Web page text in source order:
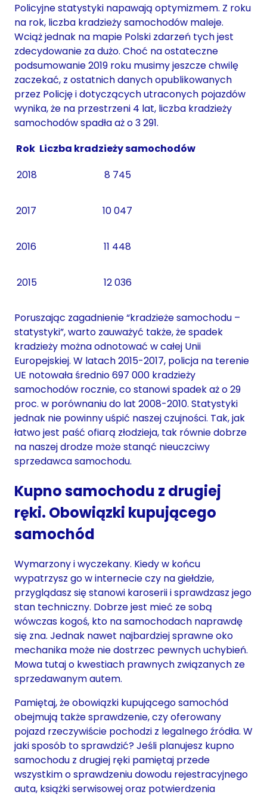
Policyjne statystyki napawają optymizmem. Z roku
na rok, liczba kradzieży samochodów maleje.
Wciąż jednak na mapie Polski zdarzeń tych jest
zdecydowanie za dużo. Choć na ostateczne
podsumowanie 2019 roku musimy jeszcze chwilę
zaczekać, z ostatnich danych opublikowanych
przez Policję i dotyczących utraconych pojazdów
wynika, że na przestrzeni 4 lat, liczba kradzieży
samochodów spadła aż o 3 291.
Rok Liczba kradzieży samochodów
2018
8 745
2017 10 047
2016 11 448
2015 12 036
Poruszając zagadnienie “kradzieże samochodu –
statystyki”, warto zauważyć także, że spadek
kradzieży można odnotować w całej Unii
Europejskiej. W latach 2015-2017, policja na terenie
UE notowała średnio 697 000 kradzieży
samochodów rocznie, co stanowi spadek aż o 29
proc. w porównaniu do lat 2008-2010. Statystyki
jednak nie powinny uśpić naszej czujności. Tak, jak
łatwo jest paść ofiarą złodzieja, tak równie dobrze
na naszej drodze może stanąć nieuczciwy
sprzedawca samochodu.
Kupno samochodu z drugiej
ręki. Obowiązki kupującego
samochód
Wymarzony i wyczekany. Kiedy w końcu
wypatrzysz go w internecie czy na giełdzie,
przyglądasz się stanowi karoserii i sprawdzasz jego
stan techniczny. Dobrze jest mieć ze sobą
wówczas kogoś, kto na samochodach naprawdę
się zna. Jednak nawet najbardziej sprawne oko
mechanika może nie dostrzec pewnych uchybień.
Mowa tutaj o kwestiach prawnych związanych ze
sprzedawanym autem.
Pamiętaj, że obowiązki kupującego samochód
obejmują także sprawdzenie, czy oferowany
pojazd rzeczywiście pochodzi z legalnego źródła. W
jaki sposób to sprawdzić? Jeśli planujesz kupno
samochodu z drugiej ręki pamiętaj przede
wszystkim o sprawdzeniu dowodu rejestracyjnego
auta, książki serwisowej oraz potwierdzenia